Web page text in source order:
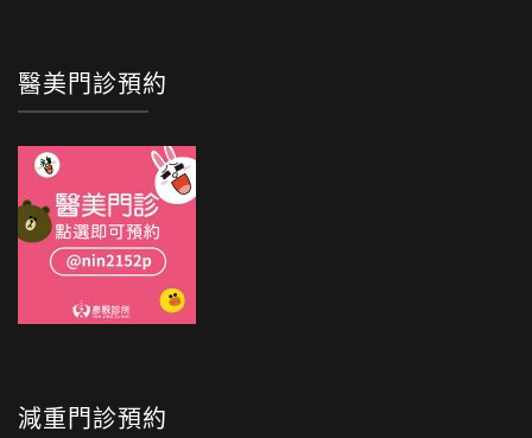
醫美門診預約
減重門診預約